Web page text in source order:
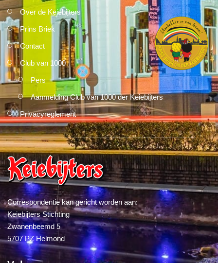
Over de Keiebijters
Prins Briek
Contact
Club van 1000
Pers
Aanmelding Club van 1000 der Keiebijters
Privacyreglement
Correspondentie kan gericht worden aan:
Keiebijters Stichting
Zwanenbeemd 5
5707 PZ Helmond